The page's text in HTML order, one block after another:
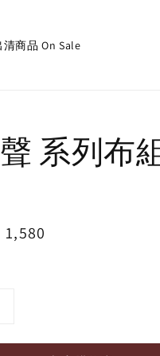
清商品 On Sale
系列布
1,580